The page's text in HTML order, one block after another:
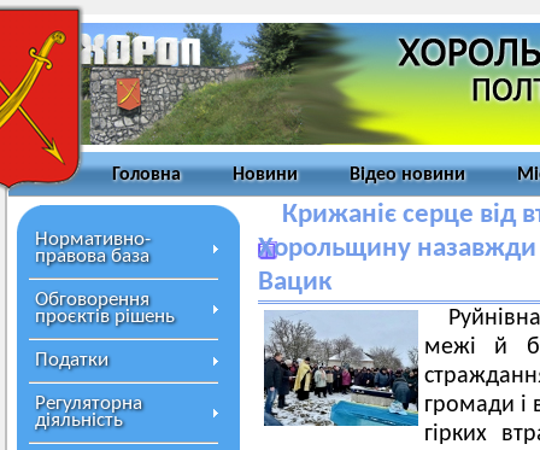
Головна Новини Відео новини
Нормативно-
правова база
Обговорення
проєктів рішень
Податки
Регуляторна
діяльність
Крижаніє серце від
Хорольщину назавжди
Вацик
межі й
громади і
гірких